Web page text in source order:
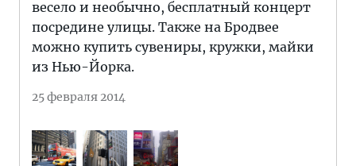
весело и необычно, бесплатный концерт
посредине улицы. Также на Бродвее
можно купить сувениры, кружки, майки
из Нью-Йорка.
25 февраля 2014